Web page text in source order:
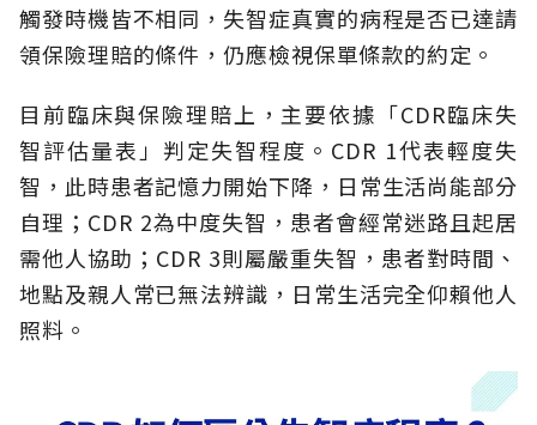
觸發時機皆不相同，失智症真實的病程是否已達請
領保險理賠的條件，仍應檢視保單條款的約定。
目前臨床與保險理賠上，主要依據「CDR臨床失
智評估量表」判定失智程度。CDR 1代表輕度失
智，此時患者記憶力開始下降，日常生活尚能部分
自理；CDR 2為中度失智，患者會經常迷路且起居
需他人協助；CDR 3則屬嚴重失智，患者對時間、
地點及親人常已無法辨識，日常生活完全仰賴他人
照料。